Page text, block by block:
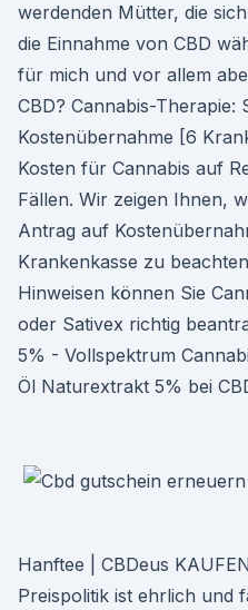
werdenden Mütter, die
die Einnahme von CBD
für mich und vor allem
CBD? Cannabis-Therapie:
Kostenübernahme [6
Kosten für Cannabis auf
Fällen. Wir zeigen Ihnen,
Antrag auf
Krankenkasse zu
Hinweisen können Sie
oder Sativex richtig
5% - Vollspektrum
Öl Naturextrakt 5% bei
Hanftee | CBDeus
Preispolitik ist ehrlich und